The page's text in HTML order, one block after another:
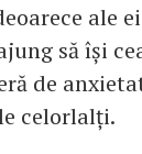
ale
să își
de
celorlalți.